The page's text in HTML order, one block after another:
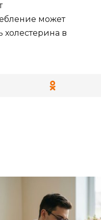
может
в